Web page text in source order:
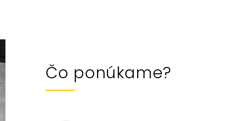
Čo ponúkame?